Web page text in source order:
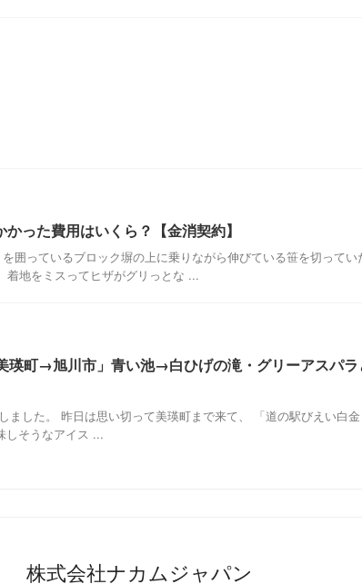
った費用はいくら？【金消契約】
囲っているブロック塀の上に乗りながら伸びている笹を切って
着地をミスってヒザがグリっとな ...
瑛町→旭川市」青い池→白ひげの滝・グリーアスパ
ました。 昨日は思い切って美瑛町まで来て、 「道の駅びえい白
そうなアイス ...
株式会社ナカムジャパン